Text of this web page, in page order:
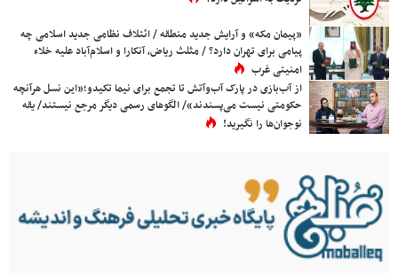
«پیمان مکه» و آرایش جدید منطقه / ائتلاف نظامی جدید اسلامی چه
پیامی برای تهران دارد؟ / مثلث ریاض، آنکارا و اسلام‌آباد علیه خلاء
امنیتی غرب
از آب‌بازی در پارک آب‌وآتش تا تجمع برای نیما تکیدو؛«این نسل هرآنچه
حکومتی نیست می‌پسندند»/ الگوهای رسمی دیگر مرجع نیستند/ یقه
نوجوان‌ها را نگیرید!